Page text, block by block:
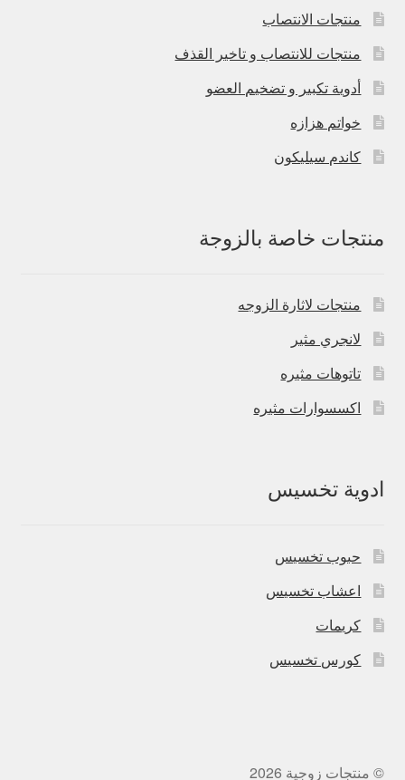
منتجات الانتصاب
منتجات للانتصاب و تاخير القذف
أدوية تكبير و تضخيم العضو
خواتم هزازه
كاندم سيليكون
منتجات خاصة بالزوجة
منتجات لاثارة الزوجه
لانجري مثير
تاتوهات مثيره
اكسسوارات مثيره
ادوية تخسيس
حبوب تخسيس
اعشاب تخسيس
كريمات
كورس تخسيس
© منتجات زوجية 2026